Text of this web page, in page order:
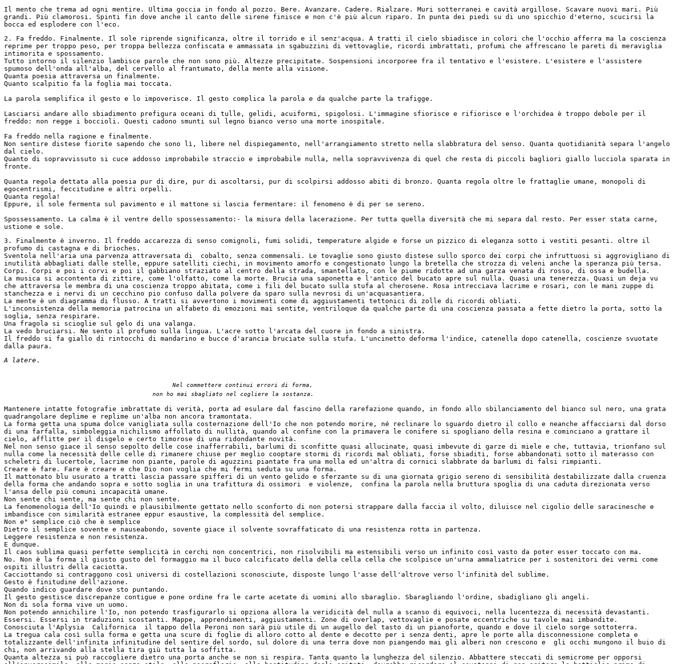
Il mento che trema ad ogni mentire. Ultima goccia in fondo al pozzo. Bere. Avanzare. Cadere. Rialzare. Muri sotterranei e cavità argillose. Scavare nuovi mari. Più
grandi. Più clamorosi. Spinti fin dove anche il canto delle sirene finisce e non c'è più alcun riparo. In punta dei piedi su di uno spicchio d'eterno, scucirsi la
bocca ed esplodere con l'eco.
2. Fa freddo. Finalmente. Il sole riprende significanza, oltre il torrido e il senz'acqua. A tratti il cielo sbiadisce in colori che l'occhio afferra ma la coscienza
reprime per troppo peso, per troppa bellezza confiscata e ammassata in sgabuzzini di vettovaglie, ricordi imbrattati, profumi che affrescano le pareti di meraviglia
intimorita e spossamento.
Tutto intorno il silenzio lambisce parole che non sono più. Altezze precipitate. Sospensioni incorporee fra il tentativo e l'esistere. L'esistere e l'assistere
spumoso dell'onda all'alba, del cervello al frantumato, della mente alla visione.
Quanta poesia attraversa un finalmente.
Quanto scalpitio fa la foglia mai toccata.
La parola semplifica il gesto e lo impoverisce. Il gesto complica la parola e da qualche parte la trafigge.
Lasciarsi andare allo sbiadimento prefigura oceani di tulle, gelidi, acuiformi, spigolosi. L'immagine sfiorisce e rifiorisce e l'orchidea è troppo debole per il
freddo: non regge i boccioli. Questi cadono smunti sul legno bianco verso una morte inospitale.
Fa freddo nella ragione e finalmente.
Non sentire distese fiorite sapendo che sono lì, libere nel dispiegamento, nell'arrangiamento stretto nella slabbratura del senso. Quanta quotidianità separa l'angelo
dal cielo.
Quanto di sopravvissuto si cuce addosso improbabile straccio e improbabile nulla, nella sopravvivenza di quel che resta di piccoli bagliori giallo lucciola sparata in
fronte.
Quanta regola dettata alla poesia pur di dire, pur di ascoltarsi, pur di scolpirsi addosso abiti di bronzo. Quanta regola oltre le frattaglie umane, monopoli di
egocentrismi, feccitudine e altri orpelli.
Quanta regola!
Eppure, il sole fermenta sul pavimento e il mattone si lascia fermentare: il fenomeno è di per se sereno.
Spossessamento. La calma è il ventre dello spossessamento:- la misura della lacerazione. Per tutta quella diversità che mi separa dal resto. Per esser stata carne,
ustione e sole.
3. Finalmente è inverno. Il freddo accarezza di senso comignoli, fumi solidi, temperature algide e forse un pizzico di eleganza sotto i vestiti pesanti. oltre il
profumo di castagna e di brioches.
Sventola nell'aria una parvenza attraversata di  cobalto, senza commensali. Le tovaglie sono giusto distese sullo sporco dei corpi che infruttuosi si aggrovigliano di
inutilità abbagliati dalle stelle, eppure satelliti ciechi, in movimento amorfo e congestionato lungo la bretella che strozza di veleni anche la speranza più tersa.
Corpi. Corpi e poi i corvi e poi il gabbiano straziato al centro della strada, smantellato, con le piume ridotte ad una garza venata di rosso, di ossa e budella.
La musica si accontenta di zittire, come l'olfatto, come la morte. Brucia una saponetta e l'antico del bucato apre sul nulla. Quasi una tenerezza. Quasi un deja vu
che attraversa le membra di una coscienza troppo abitata, come i fili del bucato sulla stufa al cherosene. Rosa intrecciava lacrime e rosari, con le mani zuppe di
stanchezza e i nervi di un cecchino pio confuso dalla polvere da sparo sulla nevrosi di un'acquasantiera.
La mente è un diagramma di flusso. A tratti si avvertono i movimenti come di aggiustamenti tettonici di zolle di ricordi obliati.
L'inconsistenza della memoria patrocina un alfabeto di emozioni mai sentite, ventriloque da qualche parte di una coscienza passata a fette dietro la porta, sotto la
soglia, senza respirare.
Una fragola si scioglie sul gelo di una valanga.
La vedo bruciarsi. Ne sento il profumo sulla lingua. L'acre sotto l'arcata del cuore in fondo a sinistra.
Il freddo si fa giallo di rintocchi di mandarino e bucce d'arancia bruciate sulla stufa. L'uncinetto deforma l'indice, catenella dopo catenella, coscienze svuotate
dalla paura.
A latere .
Nel commettere continui errori di forma,
non ho mai sbagliato nel cogliere la sostanza.
Mantenere intatte fotografie imbrattate di verità, porta ad esulare dal fascino della rarefazione quando, in fondo allo sbilanciamento del bianco sul nero, una grata
quadrangolare deplime e replime un'alba non ancora tramontata.
La forma getta una spuma dolce vanigliata sulla costernazione dell'Io che non potendo morire, né reclinare lo sguardo dietro il collo e neanche affacciarsi dal dorso
di una farfalla, simboleggia nichilismo affollato di nullità, quando al confine con la primavera le conifere si spogliano della resina e cominciano a grattare il
cielo, afflitte per il disgelo e certo timorose di una ridondante novità.
Nel non senso giace il senso sepolto delle cose inafferrabili, barlumi di sconfitte quasi allucinate, quasi imbevute di garze di miele e che, tuttavia, trionfano sul
nulla come la necessità delle celle di rimanere chiuse per meglio cooptare stormi di ricordi mal obliati, forse sbiaditi, forse abbandonati sotto il materasso con
scheletri di lucertole, lacrime non piante, parole di aguzzini piantate fra una molla ed un'altra di cornici slabbrate da barlumi di falsi rimpianti.
Creare è fare. Fare è creare e che Dio non voglia che mi fermi seduta su una forma.
Il mattonato blu usurato a tratti lascia passare spifferi di un vento gelido e sferzante su di una giornata grigio sereno di sensibilità destabilizzate dalla cruenza
della forma che andando sopra e sotto soglia in una trafittura di ossimori  e violenze,  confina la parola nella bruttura spoglia di una caduta direzionata verso
l'ansa delle più comuni incapacità umane.
Non sente chi sente, ma sente chi non sente.
La fenomenologia dell'Io quindi e plausibilmente gettato nello sconforto di non potersi strappare dalla faccia il volto, diluisce nel cigolio delle saracinesche e
imbandisce con similarità estranee eppur esaustive, la complessità del semplice.
Non e" semplice ciò che è semplice
Dietro il semplice sovente e nauseabondo, sovente giace il solvente sovraffaticato di una resistenza rotta in partenza.
Leggere resistenza e non resistenza.
E dunque.
Il caos sublima quasi perfette semplicità in cerchi non concentrici, non risolvibili ma estensibili verso un infinito così vasto da poter esser toccato con ma.
No. Non è la forma il giusto gusto del formaggio ma il buco calcificato della della cella cella che scolpisce un'urna ammaliatrice per i sostenitori dei vermi come
ospiti illustri della caciotta.
Cacciottando si contraggono così universi di costellazioni sconosciute, disposte lungo l'asse dell'altrove verso l'infinità del sublime.
Gesto è finitudine dell'azione.
Quando indico guardare dove sto puntando.
Il gesto gestisce discrepanze contigue e pone ordine fra le carte acetate di uomini allo sbaraglio. Sbaragliando l'ordine, sbadigliano gli angeli.
Non di sola forma vive un uomo.
Non potendo annichilire l'Io, non potendo trasfigurarlo si opziona allora la veridicità del nulla a scanso di equivoci, nella lucentezza di necessità devastanti.
Essersi. Essersi in traduzioni scostanti. Mappe, apprendimenti, aggiustamenti. Zone di overlap, vettovaglie e posate eccentriche su tavole mai imbandite.
Conosciuta l'Aplysia  Californica  il tappo della Peroni non sarà più utile di un augello del tasto di un pianoforte, quando e dove il cielo sorge sottoterra.
La tregua cala così sulla forma e getta una scure di foglie di alloro cotto al dente e decotto per i senza denti, apre le porte alla disconnessione completa e
totalizzante dell'infinita infinitudine del sentire del sordo, sul dolore di una terra dove non piangendo mai gli alberi non crescono e  gli occhi mungono il buio di
chi, non arrivando alla stella tira giù tutta la soffitta.
Quanta altezza si può raccogliere dietro una porta anche se non si respira. Tanta quanto la lunghezza del silenzio. Abbattere steccati di semicrome per opporsi